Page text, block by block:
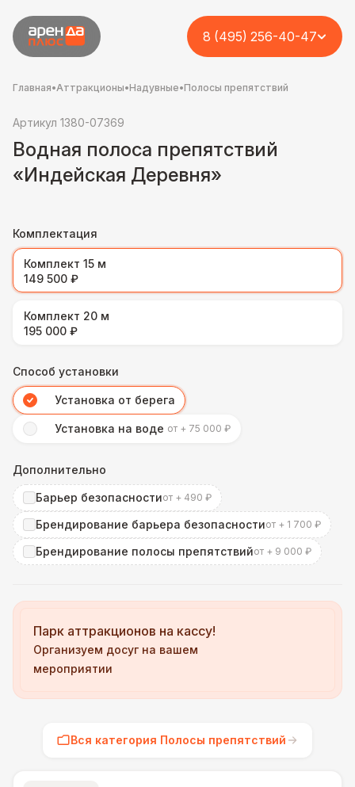
8 (495) 256-40-47
Главная•Аттракционы•Надувные•Полосы препятствий
Артикул 1380-07369
Водная полоса препятствий
«Индейская Деревня»
Комплектация
Комплект 15 м
149 500 ₽
Комплект 20 м
195 000 ₽
Способ установки
Установка от берега
Установка на воде от + 75 000 ₽
Дополнительно
Барьер безопасностиот + 490 ₽
Брендирование барьера безопасностиот + 1 700 ₽
Брендирование полосы препятствийот + 9 000 ₽
Парк аттракционов на кассу!
Организуем досуг на вашем
мероприятии
Вся категория Полосы препятствий